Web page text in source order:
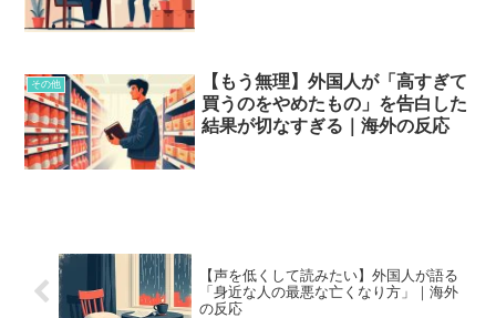
その他
【もう無理】外国人が「高すぎて
買うのをやめたもの」を告白した
結果が切なすぎる｜海外の反応
【声を低くして読みたい】外国人が語る
「身近な人の最悪な亡くなり方」｜海外
の反応